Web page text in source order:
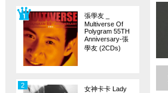
張學友 _
Multiverse Of
Polygram 55TH
Anniversary-張
學友 (2CDs)
女神卡卡 Lady
2